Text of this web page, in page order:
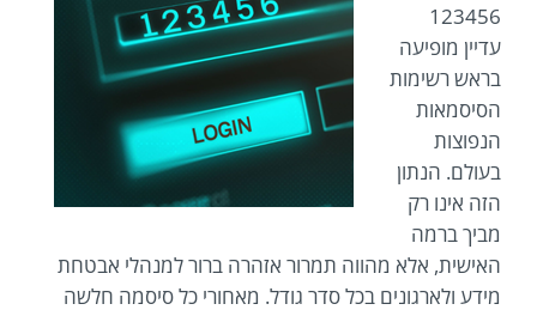
123456
עדיין מופיעה
בראש רשימות
הסיסמאות
הנפוצות
בעולם. הנתון
הזה אינו רק
מביך ברמה
האישית, אלא מהווה תמרור אזהרה ברור למנהלי אבטחת
מידע ולארגונים בכל סדר גודל. מאחורי כל סיסמה חלשה